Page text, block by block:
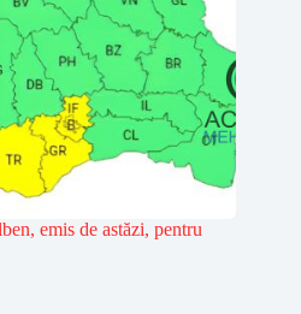
emis de astăzi, pentru